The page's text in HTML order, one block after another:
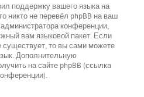
поддержку вашего языка на
никто не перевёл phpBB на ваш
конференции,
вам языковой пакет. Если
существует, то вы сами можете
Дополнительную
на сайте phpBB (ссылка